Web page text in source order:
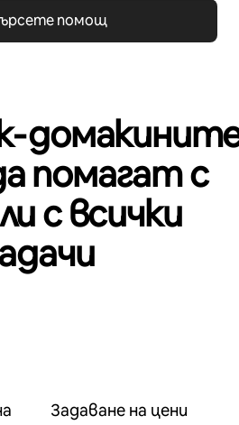
помощ
помагат с
с всички
Задаване на цени